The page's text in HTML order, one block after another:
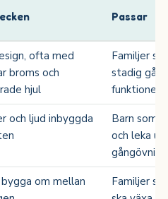
Passar
ofta med
broms och
hjul
Familjer
stadig
funktioner
och ljud inbyggda
Barn som
och leka
om mellan
Familjer